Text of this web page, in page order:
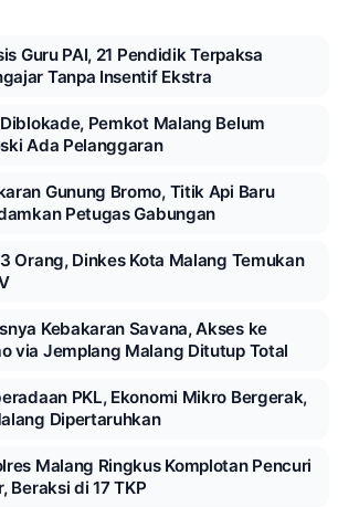
Guru PAI, 21 Pendidik Terpaksa
Tanpa Insentif Ekstra
Pemkot Malang Belum
Ada Pelanggaran
Gunung Bromo, Titik Api Baru
Petugas Gabungan
Orang, Dinkes Kota Malang Temukan
Kebakaran Savana, Akses ke
via Jemplang Malang Ditutup Total
PKL, Ekonomi Mikro Bergerak,
Dipertaruhkan
Malang Ringkus Komplotan Pencuri
Beraksi di 17 TKP